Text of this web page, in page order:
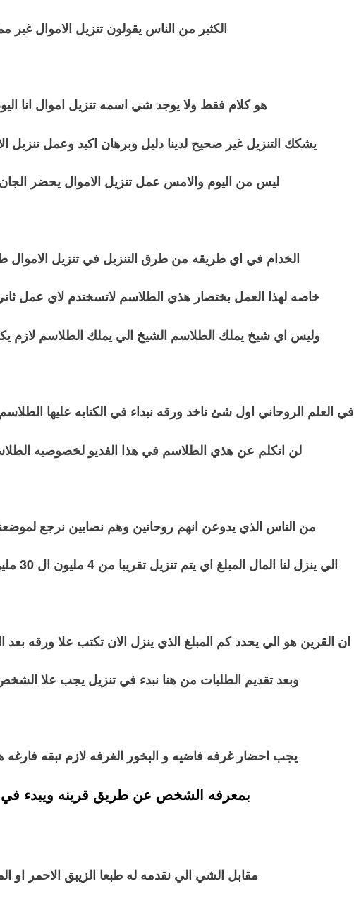
الكثير من الناس يقولون تنزيل الاموال غير
هو كلام فقط ولا يوجد شي اسمه تنزيل اموال انا
يشكك التنزيل غير صحيح لدينا دليل وبرهان اكيد وعمل تنزيل
ليس من اليوم والامس عمل تنزيل الاموال يحضر
الخدام في اي طريقه من طرق التنزيل في تنزيل الاموال
خاصه لهذا العمل بختصار هذي الطلاسم لاتسختدم لاي عمل
وليس اي شيخ يملك الطلاسم الشيخ الي يملك الطلاسم لازم
في العلم الروحاني اول شئ ناخد ورقه نبداء في الكتابه عليها
لن اتكلم عن هذي الطلاسم في هذا الفديو لخصوصيه
من الناس الذي يدوعن انهم روحانين وهم نصابين نرجع
الي ينزل لنا المال المبلغ اي يتم تنزيل تقريبا من 4 مليون ال 30 مليون يصل مرات كما ذكرت
ان القرين هو الي يحدد كم المبلغ الذي ينزل الان تكتب علا ورقه
وبعد تقديم الطلبات من هنا نبدء في تنزيل يجب علا
يجب احضار غرفه فاضيه و البخور الغرفه لازم تبقه فارغه
بمعرفه الشخص عن طريق قرينه ويبدء في
مقابل الشي الي نقدمه له طبعا الزيبق الاحمر او